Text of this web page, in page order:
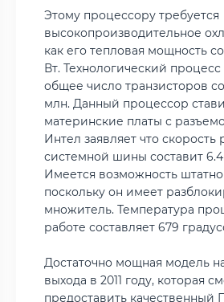
Этому процессору требуется
высокопроизводительное
как его тепловая мощность
Вт. Технологический
общее число транзисторов
млн. Данный процессор
материнские платы с
Интел заявляет что скорость
системной шины составит 6.4
Имеется возможность
поскольку он имеет
множитель. Температура
работе составляет 679
Достаточно мощная модель
выхода в 2011 году, которая
предоставить качественный